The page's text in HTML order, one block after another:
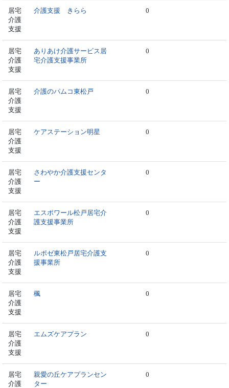
居宅
介護
支援
介護支援 きらら 0
居宅
介護
支援
ありあけ介護サービス居
宅介護支援事業所
0
居宅
介護
支援
介護のパムコ東松戸 0
居宅
介護
支援
ケアステーション明星 0
居宅
介護
支援
さわやか介護支援センタ
ー
0
居宅
介護
支援
エスポワール松戸居宅介
護支援事業所
0
居宅
介護
支援
ルポゼ東松戸居宅介護支
援事業所
0
居宅
介護
支援
楓 0
居宅
介護
支援
エムズケアプラン 0
居宅
介護
親愛の丘ケアプランセン
ター
0